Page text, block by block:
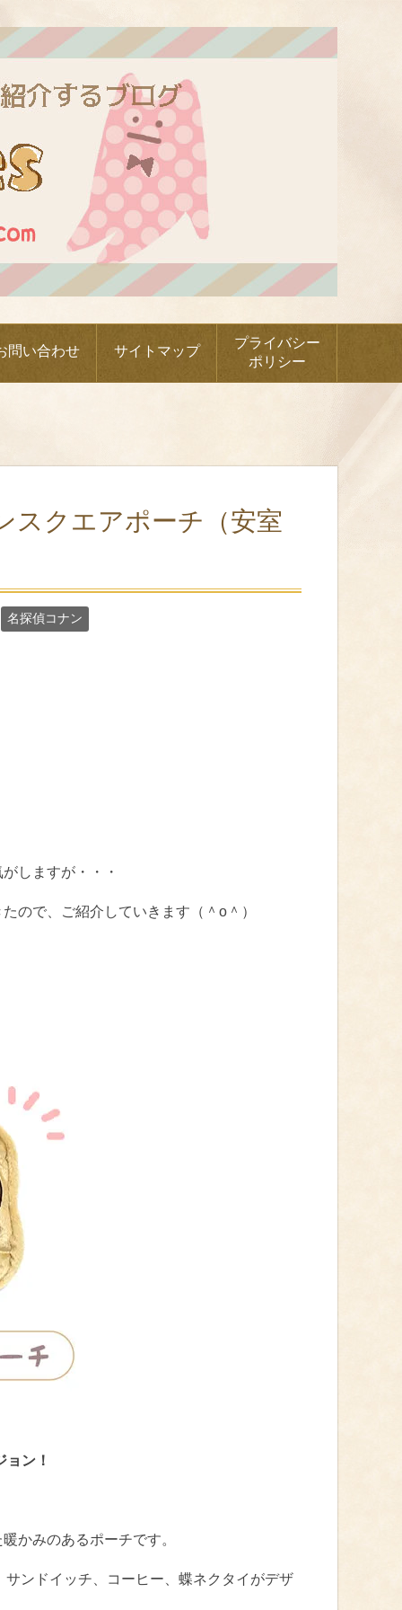
問い合わせ サイトマップ
プライバシー
ポリシー
スクエアポーチ（安室
名探偵コナン
しますが・・・
ので、ご紹介していきます（＾o＾）
ン！
かみのあるポーチです。
ンドイッチ、コーヒー、蝶ネクタイがデザ